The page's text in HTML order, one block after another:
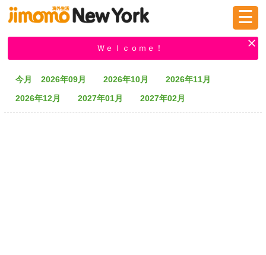
掲示板 タウン情報 教えて！
☰
Ｗｅｌｃｏｍｅ！
今月 2026年09月 2026年10月
2026年11月
2026年12月
2027年01月 2027年02月